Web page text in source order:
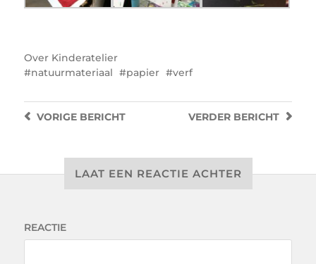
Over Kinderatelier
natuurmateriaal
papier verf
VERDER BERICHT
VORIGEBERICHT
LAAT EEN REACTIE ACHTER
REACTIE